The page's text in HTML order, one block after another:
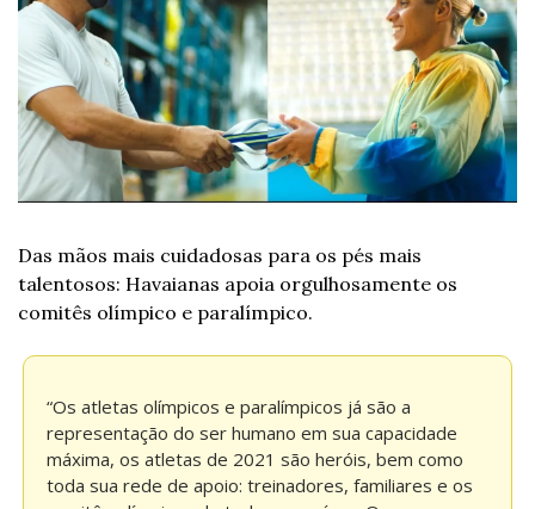
Das mãos mais cuidadosas para os pés mais
talentosos: Havaianas apoia orgulhosamente os
comitês olímpico e paralímpico.
“Os atletas olímpicos e paralímpicos já são a
representação do ser humano em sua capacidade
máxima, os atletas de 2021 são heróis, bem como
toda sua rede de apoio: treinadores, familiares e os